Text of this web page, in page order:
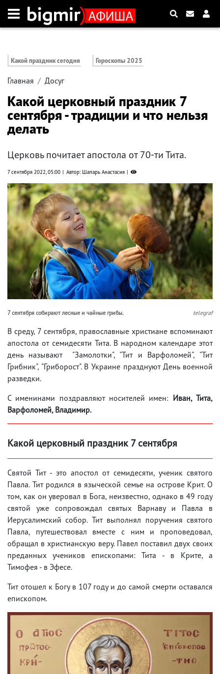
Какой праздник сегодня Гороскопы 2025
Главная Досуг
Какой церковный праздник 7
сентября - традиции и что нельзя
делать
Церковь почитает апостола от 70-ти Тита.
7 сентября 2022, 05:00 Автор: Шапарь Анастасия
7 сентября собирают лесные и чайные грибы. telegraf
В среду, 7 сентября, православные христиане вспоминают
апостола от семидесяти Тита. В народном календаре этот
день называют "Замолотки", "Тит и Варфоломей", "Тит
Грибник", "Гриборост". В Украине празднуют День военной
разведки.
С именинами поздравляют носителей имен: Иван, Тита,
Варфоломей, Владимир.
Какой церковный праздник 7 сентября
Святой Тит - это апостол от семидесяти, ученик святого
Павла. Тит родился в языческой семье на острове Крит. О
том, как он уверовал в Бога, неизвестно, однако в 49 году
святой уже сопровождал святых Варнаву и Павла в
Иерусалимский собор. Тит выполнял поручения святого
Павла, путешествовал вместе с ним и проповедовал,
обращал в христианскую веру. Павел поставил двух своих
преданных учеников епископами: Тита - в Крите, а
Тимофея - в Эфесе.
Тит отошел к Богу в 107 году и до самой смерти оставался
епископом.